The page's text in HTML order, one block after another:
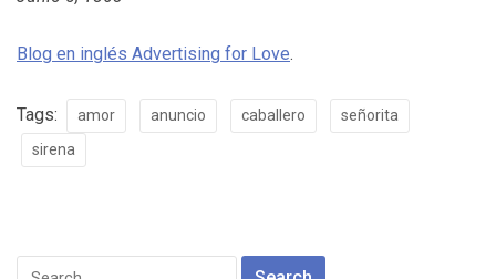
Blog en inglés Advertising for Love.
Tags: amor anuncio caballero
señorita
sirena
Search